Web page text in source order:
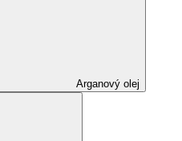
Arganový olej